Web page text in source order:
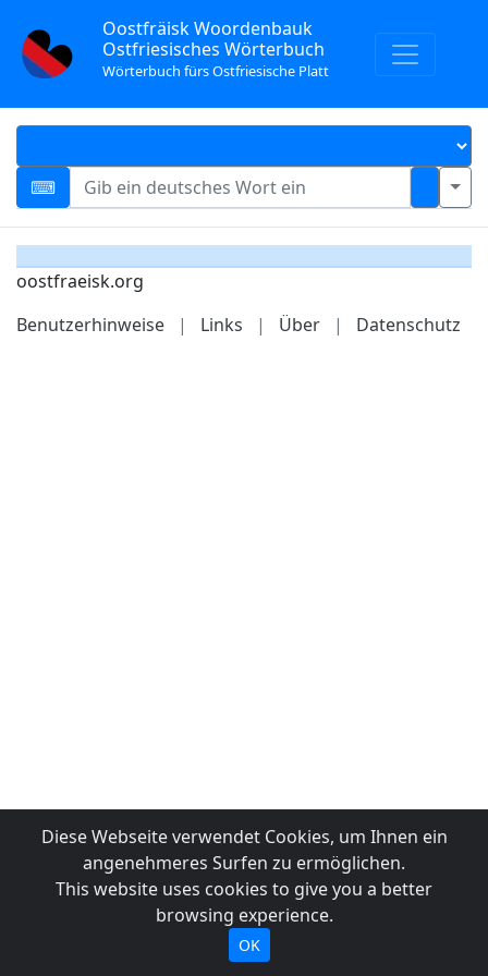
Oostfräisk Woordenbauk
Ostfriesisches Wörterbuch
Wörterbuch fürs Ostfriesische Platt
oostfraeisk.org
Benutzerhinweise
| Links | Über | Datenschutz
Diese Webseite verwendet Cookies, um Ihnen ein
angenehmeres Surfen zu ermöglichen.
This website uses cookies to give you a better
browsing experience.
OK